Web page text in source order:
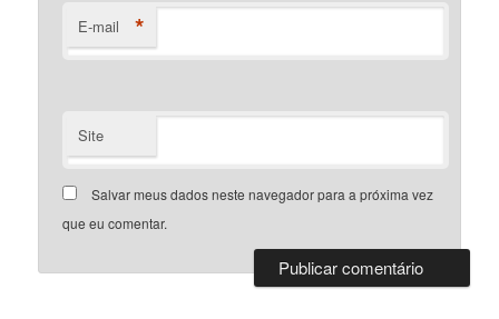
E-mail *
Site
Salvar meus dados neste navegador para a próxima vez
que eu comentar.